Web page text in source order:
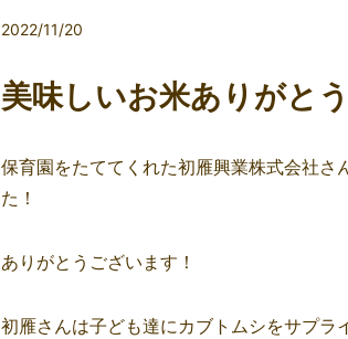
2022/11/20
美味しいお米ありがと
保育園をたててくれた初雁興業株式会社さ
た！
ありがとうございます！
初雁さんは子ども達にカブトムシをサプラ